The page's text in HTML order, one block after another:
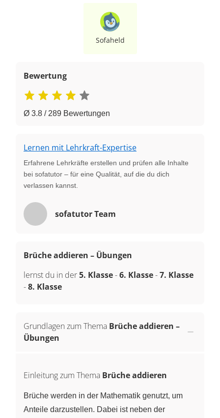
Sofaheld
Bewertung
Ø 3.8 / 289 Bewertungen
Lernen mit Lehrkraft-Expertise
Erfahrene Lehrkräfte erstellen und prüfen alle Inhalte
bei sofatutor – für eine Qualität, auf die du dich
verlassen kannst.
sofatutor Team
Brüche addieren – Übungen
lernst du in der5. Klasse-6. Klasse-7. Klasse
-8. Klasse
Grundlagen zum Thema Brüche addieren –
Übungen
Einleitung zum Thema Brüche addieren
Brüche werden in der Mathematik genutzt, um
Anteile darzustellen. Dabei ist neben der